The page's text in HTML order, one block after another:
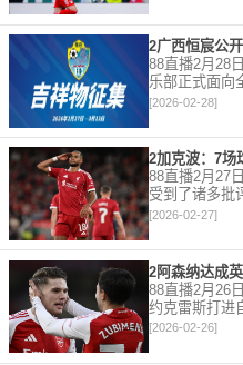
在到目前为止
88直播2月28
乐部正式面向
要求 1. 主体
[2026-02-28]
88直播2月27
受到了诸多批
在接受天空体
队对赛季目前
赛季并
[2026-02-27]
88直播2月26
约克雷斯打进
一项了不起的
打进1000球
[2026-02-26]